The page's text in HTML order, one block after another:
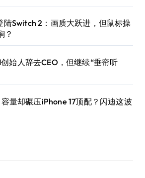
陆Switch 2：画质大跃进，但鼠标操
？
始人辞去CEO，但继续“垂帘听
量却碾压iPhone 17顶配？闪迪这波